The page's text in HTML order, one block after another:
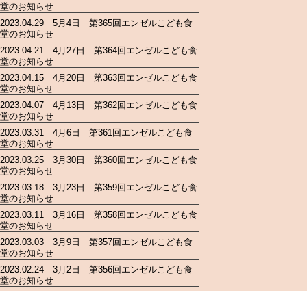
堂のお知らせ
2023.04.29 5月4日 第365回エンゼルこども食
堂のお知らせ
2023.04.21 4月27日 第364回エンゼルこども食
堂のお知らせ
2023.04.15 4月20日 第363回エンゼルこども食
堂のお知らせ
2023.04.07 4月13日 第362回エンゼルこども食
堂のお知らせ
2023.03.31 4月6日 第361回エンゼルこども食
堂のお知らせ
2023.03.25 3月30日 第360回エンゼルこども食
堂のお知らせ
2023.03.18 3月23日 第359回エンゼルこども食
堂のお知らせ
2023.03.11 3月16日 第358回エンゼルこども食
堂のお知らせ
2023.03.03 3月9日 第357回エンゼルこども食
堂のお知らせ
2023.02.24 3月2日 第356回エンゼルこども食
堂のお知らせ